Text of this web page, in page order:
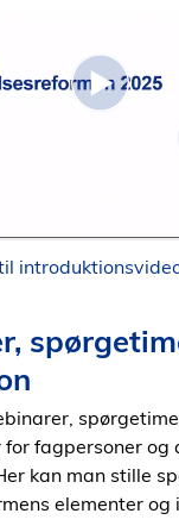
fagpersoner og
kan man stille
elementer og